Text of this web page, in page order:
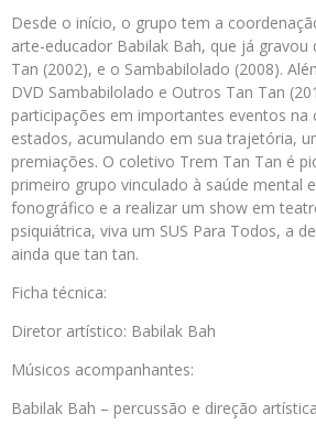
Desde o início, o grupo tem a
arte-educador Babilak Bah, que já gravou
Tan (2002), e o Sambabilolado (2008).
DVD Sambabilolado e Outros Tan Tan
participações em importantes eventos na
estados, acumulando em sua trajetória,
premiações. O coletivo Trem Tan Tan é
primeiro grupo vinculado à saúde mental
fonográfico e a realizar um show em
psiquiátrica, viva um SUS Para Todos, a
ainda que tan tan.
Ficha técnica:
Diretor artístico: Babilak Bah
Músicos acompanhantes:
Babilak Bah – percussão e direção artística